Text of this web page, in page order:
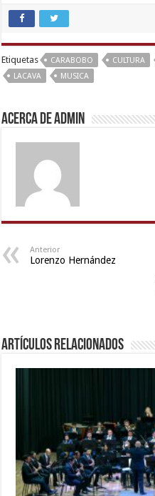
tamil
desi
sex,
hindi
story
indian
chudai
hindi
video
camera
shower,
Etiquetas CARABOBO CULTURA
LACAVA
MUSICA
Acerca de admin
Anterior
Lorenzo Hernández
Artículos relacionados